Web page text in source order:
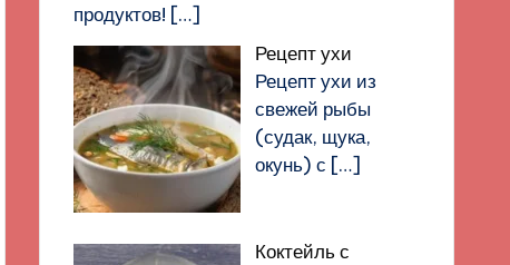
продуктов! […]
Рецепт ухи
Рецепт ухи из
свежей рыбы
(судак, щука,
окунь) с […]
Коктейль с